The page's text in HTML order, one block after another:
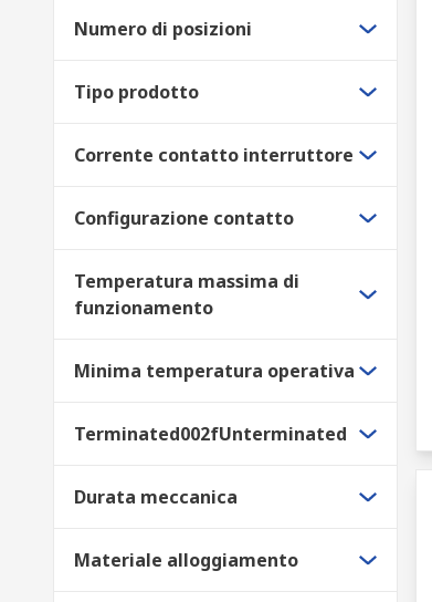
Numero di posizioni
Tipo prodotto
Corrente contatto interruttore
Configurazione contatto
Temperatura massima di
funzionamento
Minima temperatura operativa
Terminated002fUnterminated
Durata meccanica
Materiale alloggiamento